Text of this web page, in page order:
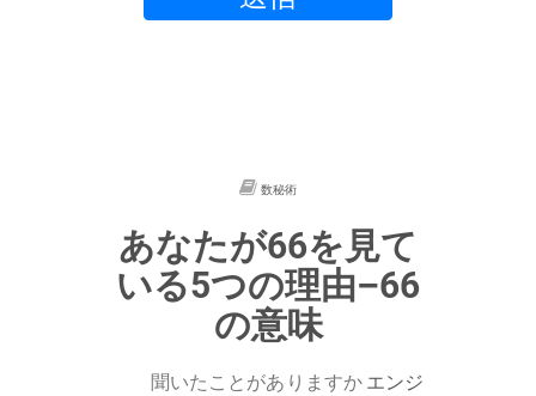
数秘術
あなたが66を見て
いる5つの理由–66
の意味
聞いたことがありますか エンジ